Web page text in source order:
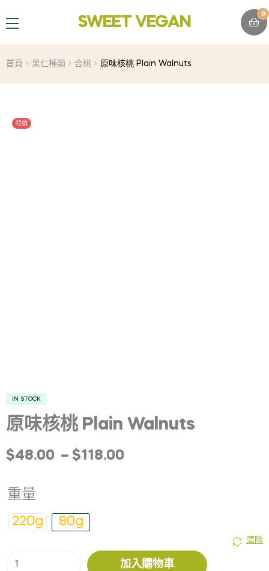
MENU SWEET VEGAN
0
首頁 果仁種類 合桃 原味核桃 Plain Walnuts
特價
IN STOCK
原味核桃 Plain Walnuts
$48.00 – $118.00
價
$48.00
重量
220g 80g
清除
加入購物車